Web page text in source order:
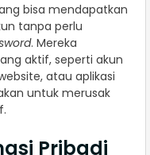
bisa mendapatkan
tanpa perlu
. Mereka
aktif, seperti akun
atau aplikasi
untuk merusak
Pribadi